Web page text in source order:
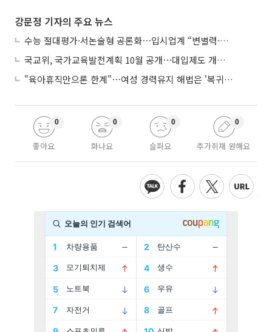
강문정 기자의 주요 뉴스
수능 절대평가·서논술형 공론화⋯입시업계 “변별력·사교육 대책 먼저”
국교위, 국가교육발전계획 10월 공개⋯대입제도 개편 공론화 추진
"육아휴직만으론 한계"⋯여성 경력유지 해법은 '복귀 후 유연근무’
좋아요
0
화나요
0
슬퍼요
0
추가취재 원해요
0